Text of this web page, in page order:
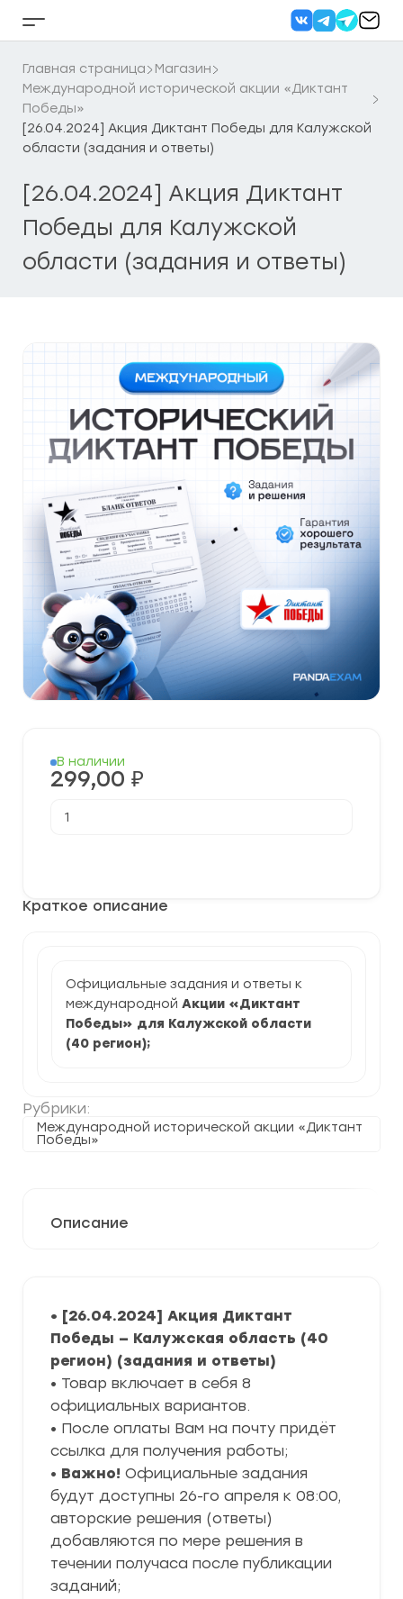
Кнопка
бокового
меню
Главная страница
Магазин
Международной исторической акции «Диктант
Победы»
[26.04.2024] Акция Диктант Победы для Калужской
области (задания и ответы)
[26.04.2024] Акция Диктант
Победы для Калужской
области (задания и ответы)
Краткое описание
Официальные задания и ответы к
международной Акции «Диктант
Победы» для Калужской области
(40 регион);
Рубрики:
Международной исторической акции «Диктант
Победы»
В наличии
299,00 ₽
товара
Калужской
Описание
• [26.04.2024] Акция Диктант
Победы — Калужская область (40
регион) (задания и ответы)
• Товар включает в себя 8
официальных вариантов.
• После оплаты Вам на почту придёт
ссылка для получения работы;
• Важно! Официальные задания
будут доступны 26-го апреля к 08:00,
авторские решения (ответы)
добавляются по мере решения в
течении получаса после публикации
заданий;